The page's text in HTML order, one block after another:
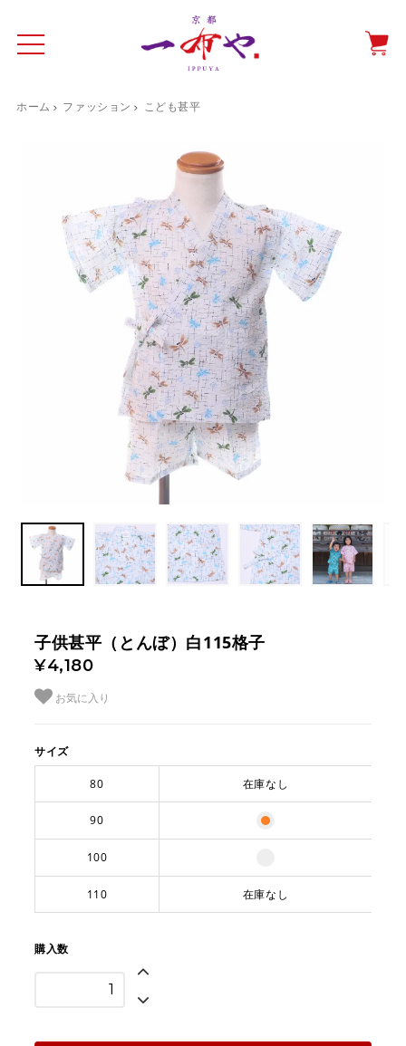
ド 一布やについて 商品をみる
テーブルウエア特集
光田愛のテーブルコーディネート
ホーム ファッション こども甚平
子供甚平（とんぼ）白115格子
¥4,180
お気に入り
サイズ
80 在庫なし
90
100
110 在庫なし
購入数